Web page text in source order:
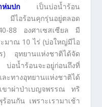
าห่มปก เป็นบ่อน้ำร้อน
มีไอร้อนคุกรุ่นอยู่ตลอด
88 องศาเซสเซียล มี
มาณ 10 ไร่ (บ่อใหญ่มีไอ
อุทยานแห่งชาติได้จัด
บ่อน้ำร้อนจะอยู่ก่อนถึงที่
ะทางอุทยานแห่งชาติได้
ขาผ่าป่าเบญจพรรณ ทริ
อนกัน เพราะเรามาเช้า